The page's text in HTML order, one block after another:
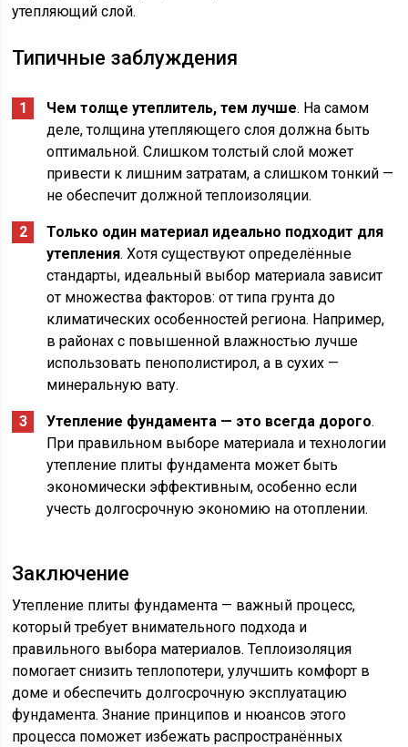
утепляющий слой.
Типичные заблуждения
Чем толще утеплитель, тем лучше. На самом
деле, толщина утепляющего слоя должна быть
оптимальной. Слишком толстый слой может
привести к лишним затратам, а слишком тонкий —
не обеспечит должной теплоизоляции.
Только один материал идеально подходит для
утепления. Хотя существуют определённые
стандарты, идеальный выбор материала зависит
от множества факторов: от типа грунта до
климатических особенностей региона. Например,
в районах с повышенной влажностью лучше
использовать пенополистирол, а в сухих —
минеральную вату.
Утепление фундамента — это всегда дорого.
При правильном выборе материала и технологии
утепление плиты фундамента может быть
экономически эффективным, особенно если
учесть долгосрочную экономию на отоплении.
Заключение
Утепление плиты фундамента — важный процесс,
который требует внимательного подхода и
правильного выбора материалов. Теплоизоляция
помогает снизить теплопотери, улучшить комфорт в
доме и обеспечить долгосрочную эксплуатацию
фундамента. Знание принципов и нюансов этого
процесса поможет избежать распространённых